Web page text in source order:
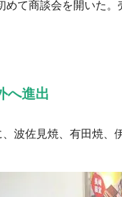
めて商談会を開いた
へ進出
波佐見焼、有田焼、